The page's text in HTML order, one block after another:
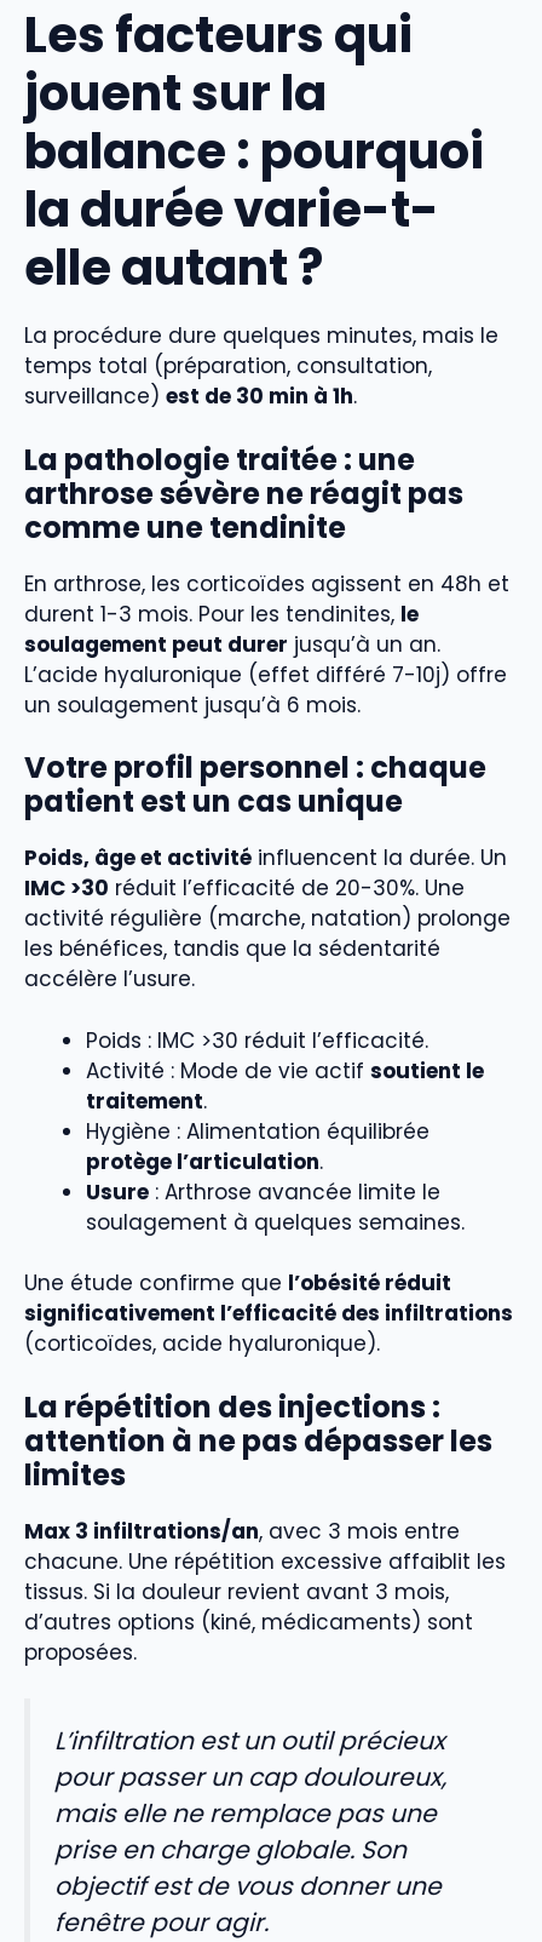
Les facteurs qui
jouent sur la
balance : pourquoi
la durée varie-t-
elle autant ?
La procédure dure quelques minutes, mais le
temps total (préparation, consultation,
surveillance) est de 30 min à 1h.
La pathologie traitée : une
arthrose sévère ne réagit pas
comme une tendinite
En arthrose, les corticoïdes agissent en 48h et
durent 1-3 mois. Pour les tendinites, le
soulagement peut durer jusqu’à un an.
L’acide hyaluronique (effet différé 7-10j) offre
un soulagement jusqu’à 6 mois.
Votre profil personnel : chaque
patient est un cas unique
Poids, âge et activité influencent la durée. Un
IMC >30 réduit l’efficacité de 20-30%. Une
activité régulière (marche, natation) prolonge
les bénéfices, tandis que la sédentarité
accélère l’usure.
Poids : IMC >30 réduit l’efficacité.
Activité : Mode de vie actif soutient le
traitement.
Hygiène : Alimentation équilibrée
protège l’articulation.
Usure : Arthrose avancée limite le
soulagement à quelques semaines.
Une étude confirme que l’obésité réduit
significativement l’efficacité des infiltrations
(corticoïdes, acide hyaluronique).
La répétition des injections :
attention à ne pas dépasser les
limites
Max 3 infiltrations/an, avec 3 mois entre
chacune. Une répétition excessive affaiblit les
tissus. Si la douleur revient avant 3 mois,
d’autres options (kiné, médicaments) sont
proposées.
L’infiltration est un outil précieux
pour passer un cap douloureux,
mais elle ne remplace pas une
prise en charge globale. Son
objectif est de vous donner une
fenêtre pour agir.